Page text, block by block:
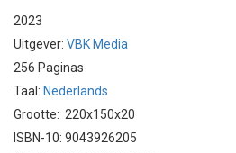
2023
Uitgever: VBK Media
256 Paginas
Taal: Nederlands
Grootte: 220x150x20
ISBN-10: 9043926205